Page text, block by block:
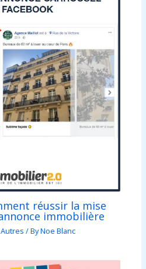
réussir la mise
immobilière
Autres / ByNoe Blanc